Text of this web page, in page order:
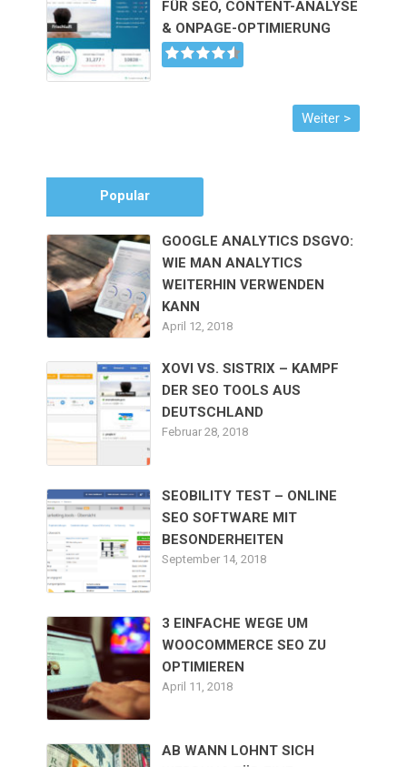
FÜR SEO, CONTENT-ANALYSE
& ONPAGE-OPTIMIERUNG
Popular
GOOGLE ANALYTICS DSGVO:
WIE MAN ANALYTICS
WEITERHIN VERWENDEN
KANN
April 12, 2018
XOVI VS. SISTRIX – KAMPF
DER SEO TOOLS AUS
DEUTSCHLAND
Februar 28, 2018
SEOBILITY TEST – ONLINE
SEO SOFTWARE MIT
BESONDERHEITEN
September 14, 2018
3 EINFACHE WEGE UM
WOOCOMMERCE SEO ZU
OPTIMIEREN
April 11, 2018
AB WANN LOHNT SICH